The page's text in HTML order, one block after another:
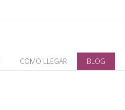
COMO LLEGAR BLOG